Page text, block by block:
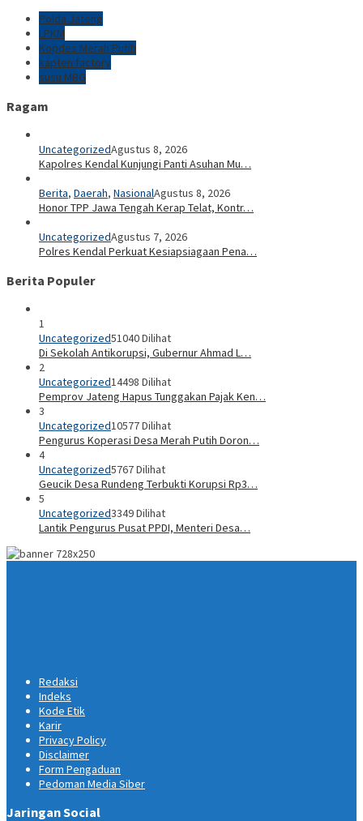
Polda Jateng
LPKM
Kopdes Merah Putih
kapten factory
susu MBG
Ragam
UncategorizedAgustus 8, 2026
Kapolres Kendal Kunjungi Panti Asuhan Mu…
Berita, Daerah, NasionalAgustus 8, 2026
Honor TPP Jawa Tengah Kerap Telat, Kontr…
UncategorizedAgustus 7, 2026
Polres Kendal Perkuat Kesiapsiagaan Pena…
Berita Populer
1
Uncategorized51040 Dilihat
Di Sekolah Antikorupsi, Gubernur Ahmad L…
2
Uncategorized14498 Dilihat
Pemprov Jateng Hapus Tunggakan Pajak Ken…
3
Uncategorized10577 Dilihat
Pengurus Koperasi Desa Merah Putih Doron…
4
Uncategorized5767 Dilihat
Geucik Desa Rundeng Terbukti Korupsi Rp3…
5
Uncategorized3349 Dilihat
Lantik Pengurus Pusat PPDI, Menteri Desa…
Redaksi
Indeks
Kode Etik
Karir
Privacy Policy
Disclaimer
Form Pengaduan
Pedoman Media Siber
Jaringan Social